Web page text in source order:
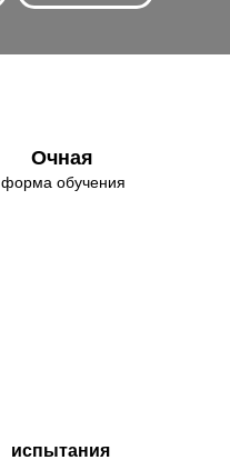
Очная
форма обучения
испытания